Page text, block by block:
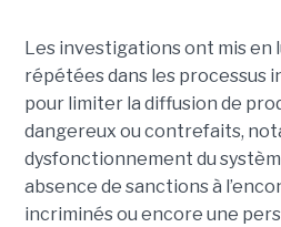
Les investigations ont mis en
répétées dans les processus
pour limiter la diffusion de
dangereux ou contrefaits,
dysfonctionnement du
absence de sanctions à
incriminés ou encore une